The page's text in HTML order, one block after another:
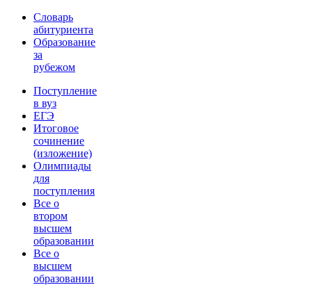
Словарь
абитуриента
Образование
за
рубежом
Поступление
в вуз
ЕГЭ
Итоговое
сочинение
(изложение)
Олимпиады
для
поступления
Все о
втором
высшем
образовании
Все о
высшем
образовании